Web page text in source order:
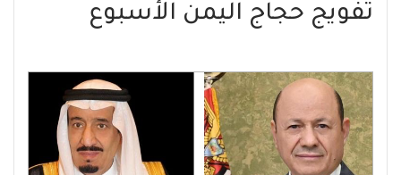
تفويج حجاج اليمن الأسبوع